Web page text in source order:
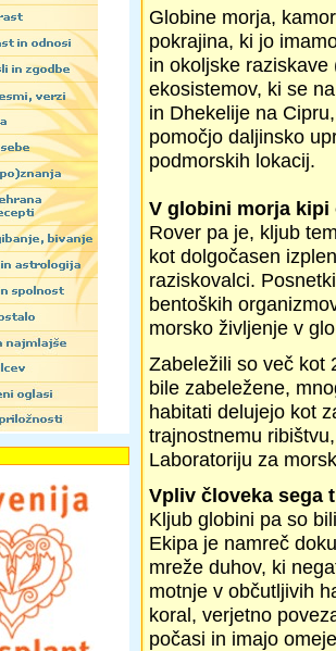
Globine morja,
pokrajina, ki jo
in okoljske
ekosistemov, ki se
in Dhekelije na
pomočjo daljinsko
podmorskih lokacij.
V globini morja kipi
Rover pa je, kljub
kot dolgočasen
raziskovalci.
bentoških
morsko življenje v
Zabeležili so več kot
bile zabeležene,
habitati delujejo kot
trajnostnemu
Laboratoriju za
Vpliv človeka sega
Kljub globini pa so
Ekipa je namreč
mreže duhov, ki
motnje v občutljivih
koral, verjetno
počasi in imajo